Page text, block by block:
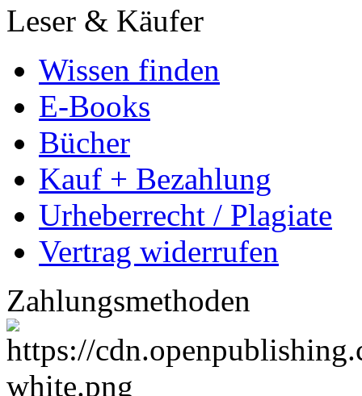
Leser & Käufer
Wissen finden
E-Books
Bücher
Kauf + Bezahlung
Urheberrecht / Plagiate
Vertrag widerrufen
Zahlungsmethoden